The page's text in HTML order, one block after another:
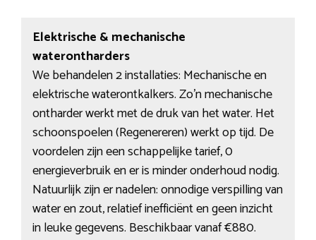
Elektrische & mechanische
waterontharders
We behandelen 2 installaties: Mechanische en
elektrische waterontkalkers. Zo’n mechanische
ontharder werkt met de druk van het water. Het
schoonspoelen (Regenereren) werkt op tijd. De
voordelen zijn een schappelijke tarief, 0
energieverbruik en er is minder onderhoud nodig.
Natuurlijk zijn er nadelen: onnodige verspilling van
water en zout, relatief inefficiënt en geen inzicht
in leuke gegevens. Beschikbaar vanaf €880.